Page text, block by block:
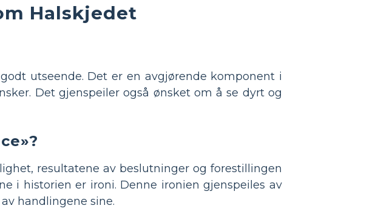
Halskjedet
utseende. Det er en avgjørende komponent i
Det gjenspeiler også ønsket om å se dyrt og
resultatene av beslutninger og forestillingen
i historien er ironi. Denne ironien gjenspeiles av
handlingene sine.